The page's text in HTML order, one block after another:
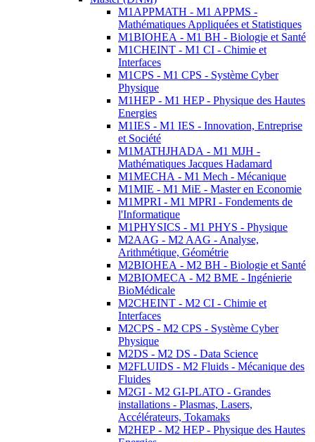
M1APPMATH - M1 APPMS -
Mathématiques Appliquées et Statistiques
M1BIOHEA - M1 BH - Biologie et Santé
M1CHEINT - M1 CI - Chimie et
Interfaces
M1CPS - M1 CPS - Système Cyber
Physique
M1HEP - M1 HEP - Physique des Hautes
Energies
M1IES - M1 IES - Innovation, Entreprise
et Société
M1MATHJHADA - M1 MJH -
Mathématiques Jacques Hadamard
M1MECHA - M1 Mech - Mécanique
M1MIE - M1 MiE - Master en Economie
M1MPRI - M1 MPRI - Fondements de
l'Informatique
M1PHYSICS - M1 PHYS - Physique
M2AAG - M2 AAG - Analyse,
Arithmétique, Géométrie
M2BIOHEA - M2 BH - Biologie et Santé
M2BIOMECA - M2 BME - Ingénierie
BioMédicale
M2CHEINT - M2 CI - Chimie et
Interfaces
M2CPS - M2 CPS - Système Cyber
Physique
M2DS - M2 DS - Data Science
M2FLUIDS - M2 Fluids - Mécanique des
Fluides
M2GI - M2 GI-PLATO - Grandes
installations - Plasmas, Lasers,
Accélérateurs, Tokamaks
M2HEP - M2 HEP - Physique des Hautes